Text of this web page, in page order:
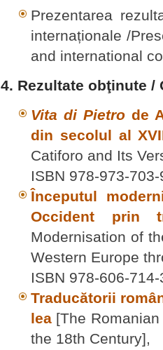
Prezentarea
internaționale /
and international
4. Rezultate obţinute /
Vita di Pietrode
din secolul al
Catiforo and Its
ISBN 978-973-
Începutul
Occident prin
Modernisation of
Western Europe
ISBN 978-606-
Traducătorii
lea [The
the 18th Century],